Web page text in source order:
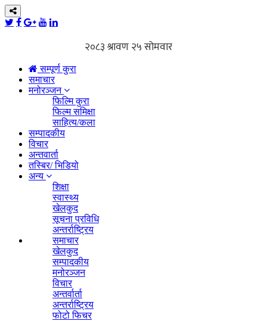
सम्पूर्ण कुरा
समाचार
मनोरञ्जन
फिल्मि कुरा
फिल्म समिक्षा
साहित्य/कला
सम्पादकीय
विचार
अन्तवार्ता
तस्बिर/ भिडियो
अन्य
शिक्षा
स्वास्थ्य
खेलकुद
सूचना प्रविधि
अन्तर्राष्ट्रिय
समाचार
खेलकुद
सम्पादकीय
मनोरञ्जन
विचार
अन्तर्वार्ता
अन्तर्राष्ट्रिय
फोटो फिचर